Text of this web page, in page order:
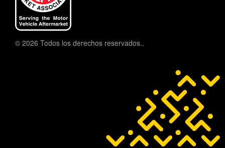
© 2026 Todos los derechos reservados..